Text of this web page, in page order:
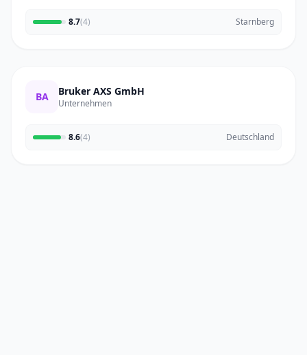
8.7(4) Starnberg
BA Bruker AXS GmbH
Unternehmen
8.6(4) Deutschland